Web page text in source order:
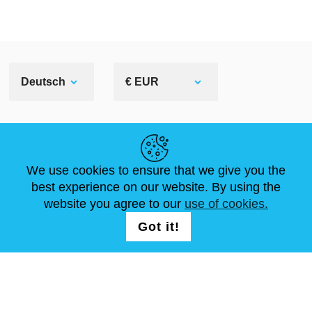
Deutsch € EUR
NEUIGKEITEN
ARTIKEL
ABOUT US
FAQ
STANDARDGRÖSSEN
SCHREIB UNS
We use cookies to ensure that we give you the
best experience on our website. By using the
website you agree to our use of cookies.
Got it!